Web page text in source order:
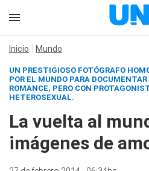
Inicio Mundo
UN PRESTIGIOSO FOTÓGRAFO
POR EL MUNDO PARA
ROMANCE, PERO CON
HETEROSEXUAL.
La vuelta al
imágenes de